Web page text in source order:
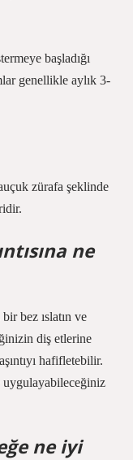
başladığı
genellikle aylık 3-
zürafa şeklinde
ne
bez ıslatın ve
diş etlerine
hafifletebilir.
ne iyi